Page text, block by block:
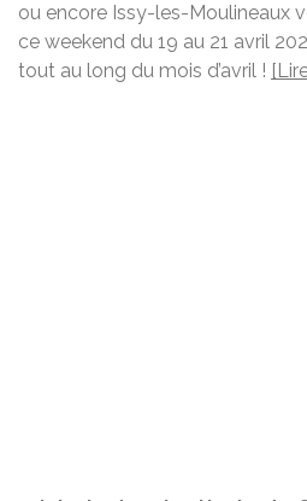
ou encore Issy-les-Moulineaux
ce weekend du 19 au 21 avril
tout au long du mois d’avril !